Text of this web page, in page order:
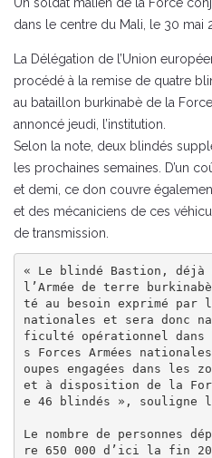
Un soldat malien de la Force
dans le centre du Mali, le 30 mai
La Délégation de l’Union
procédé à la remise de quatre
au bataillon burkinabè de la
annoncé jeudi, l’institution.
Selon la note, deux blindés
les prochaines semaines. D’un
et demi, ce don couvre
et des mécaniciens de ces
de transmission.
« Le blindé Bastion, déjà
l’Armée de terre
té au besoin exprimé
nationales et sera donc
ficulté opérationnel
s Forces Armées
oupes engagées dans les
et à disposition de la
e 46 blindés », souligne le
Le nombre de personnes
re 650 000 d’ici la fin